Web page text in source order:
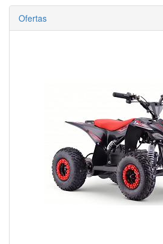
Ofertas